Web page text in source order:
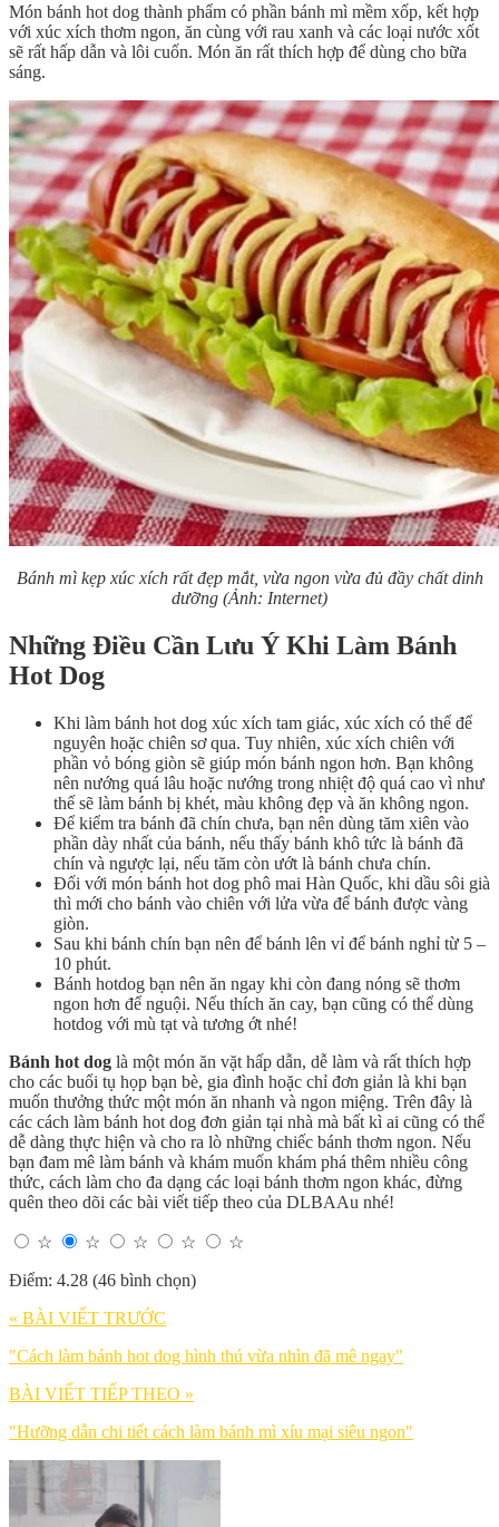
Món bánh hot dog thành phẩm có phần bánh mì mềm xốp, kết hợp
với xúc xích thơm ngon, ăn cùng với rau xanh và các loại nước xốt
sẽ rất hấp dẫn và lôi cuốn. Món ăn rất thích hợp để dùng cho bữa
sáng.
Bánh mì kẹp xúc xích rất đẹp mắt, vừa ngon vừa đủ đầy chất dinh
dưỡng (Ảnh: Internet)
Những Điều Cần Lưu Ý Khi Làm Bánh
Hot Dog
Khi làm bánh hot dog xúc xích tam giác, xúc xích có thể để
nguyên hoặc chiên sơ qua. Tuy nhiên, xúc xích chiên với
phần vỏ bóng giòn sẽ giúp món bánh ngon hơn. Bạn không
nên nướng quá lâu hoặc nướng trong nhiệt độ quá cao vì như
thế sẽ làm bánh bị khét, màu không đẹp và ăn không ngon.
Để kiểm tra bánh đã chín chưa, bạn nên dùng tăm xiên vào
phần dày nhất của bánh, nếu thấy bánh khô tức là bánh đã
chín và ngược lại, nếu tăm còn ướt là bánh chưa chín.
Đối với món bánh hot dog phô mai Hàn Quốc, khi dầu sôi già
thì mới cho bánh vào chiên với lửa vừa để bánh được vàng
giòn.
Sau khi bánh chín bạn nên để bánh lên vỉ để bánh nghỉ từ 5 –
10 phút.
Bánh hotdog bạn nên ăn ngay khi còn đang nóng sẽ thơm
ngon hơn để nguội. Nếu thích ăn cay, bạn cũng có thể dùng
hotdog với mù tạt và tương ớt nhé!
Bánh hot dog là một món ăn vặt hấp dẫn, dễ làm và rất thích hợp
cho các buổi tụ họp bạn bè, gia đình hoặc chỉ đơn giản là khi bạn
muốn thưởng thức một món ăn nhanh và ngon miệng. Trên đây là
các cách làm bánh hot dog đơn giản tại nhà mà bất kì ai cũng có thể
dễ dàng thực hiện và cho ra lò những chiếc bánh thơm ngon. Nếu
bạn đam mê làm bánh và khám muốn khám phá thêm nhiều công
thức, cách làm cho đa dạng các loại bánh thơm ngon khác, đừng
quên theo dõi các bài viết tiếp theo của DLBAAu nhé!
☆ ☆ ☆ ☆
☆
Điểm: 4.28 (46 bình chọn)
« BÀI VIẾT TRƯỚC
"Cách làm bánh hot dog hình thú vừa nhìn đã mê ngay"
BÀI VIẾT TIẾP THEO »
"Hưỡng dẫn chi tiết cách làm bánh mì xíu mại siêu ngon"